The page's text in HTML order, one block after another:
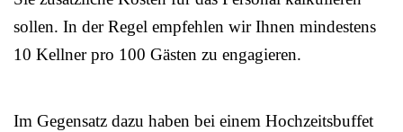
sollen. In der Regel empfehlen wir Ihnen mindestens
10 Kellner pro 100 Gästen zu engagieren.
Im Gegensatz dazu haben bei einem Hochzeitsbuffet